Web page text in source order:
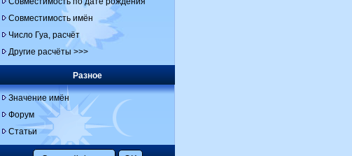
Совместимость имён
Число Гуа, расчёт
Другие расчёты >>>
Разное
Значение имён
Форум
Статьи